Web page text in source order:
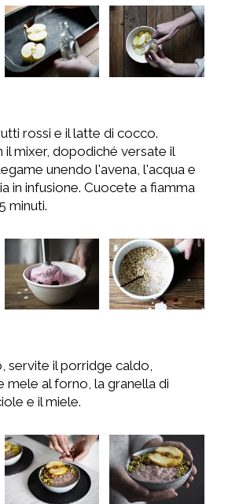
rossi e il latte di cocco.
mixer, dopodiché versate il
unendo l'avena, l'acqua e
in infusione. Cuocete a fiamma
minuti.
servite il porridge caldo,
mele al forno, la granella di
e il miele.